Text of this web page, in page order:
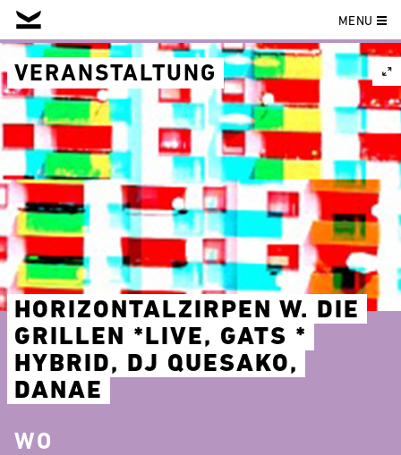
Skip
to
content
MENU
VERANSTALTUNG
HORIZONTALZIRPEN W. DIE
GRILLEN *LIVE, GATS *
HYBRID, DJ QUESAKO,
DANAE
WO